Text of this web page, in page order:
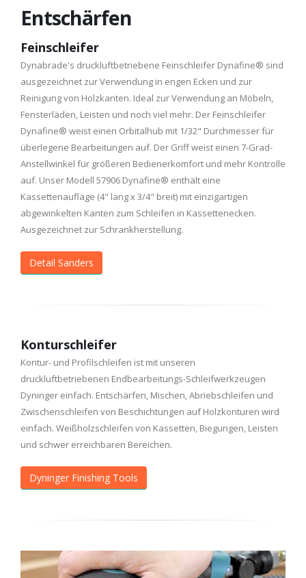
Entschärfen
Feinschleifer
Dynabrade's druckluftbetriebene Feinschleifer Dynafine® sind
ausgezeichnet zur Verwendung in engen Ecken und zur
Reinigung von Holzkanten. Ideal zur Verwendung an Möbeln,
Fensterläden, Leisten und noch viel mehr. Der Feinschleifer
Dynafine® weist einen Orbitalhub mit 1/32" Durchmesser für
überlegene Bearbeitungen auf. Der Griff weist einen 7-Grad-
Anstellwinkel für größeren Bedienerkomfort und mehr Kontrolle
auf. Unser Modell 57906 Dynafine® enthält eine
Kassettenauflage (4" lang x 3/4" breit) mit einzigartigen
abgewinkelten Kanten zum Schleifen in Kassettenecken.
Ausgezeichnet zur Schrankherstellung.
Detail Sanders
Konturschleifer
Kontur- und Profilschleifen ist mit unseren
druckluftbetriebenen Endbearbeitungs-Schleifwerkzeugen
Dyninger einfach. Entschärfen, Mischen, Abriebschleifen und
Zwischenschleifen von Beschichtungen auf Holzkonturen wird
einfach. Weißholzschleifen von Kassetten, Biegungen, Leisten
und schwer erreichbaren Bereichen.
Dyninger Finishing Tools